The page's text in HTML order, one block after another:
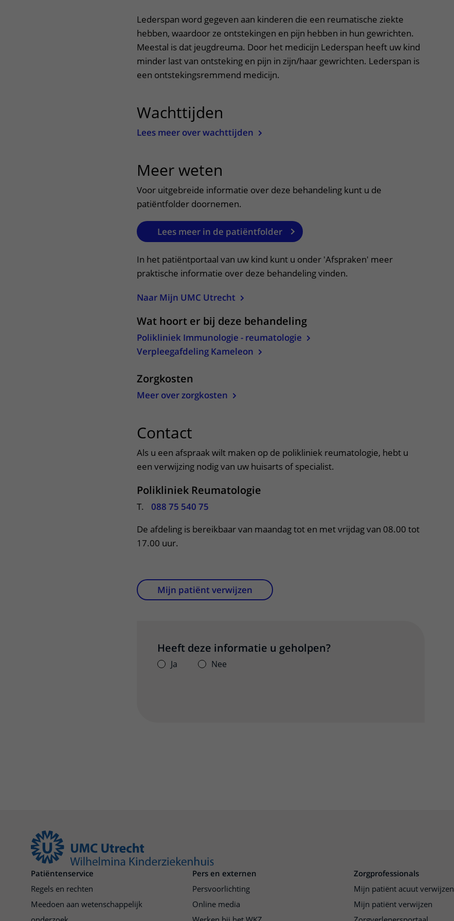
Onze verpleegafdelingen
Onze faciliteiten
Lederspan word gegeven aan kinderen die een reumatische ziekte
hebben, waardoor ze ontstekingen en pijn hebben in hun gewrichten.
Meestal is dat jeugdreuma. Door het medicijn Lederspan heeft uw kind
minder last van ontsteking en pijn in zijn/haar gewrichten. Lederspan is
een ontstekingsremmend medicijn.
Wachttijden
Lees meer over wachttijden
Meer weten
Voor uitgebreide informatie over deze behandeling kunt u de
patiëntfolder doornemen.
Lees meer in de patiëntfolder
In het patiëntportaal van uw kind kunt u onder 'Afspraken' meer
praktische informatie over deze behandeling vinden.
Naar Mijn UMC Utrecht
Wat hoort er bij deze behandeling
Polikliniek Immunologie - reumatologie
Verpleegafdeling Kameleon
Zorgkosten
Meer over zorgkosten
Contact
Als u een afspraak wilt maken op de polikliniek reumatologie, hebt u
een verwijzing nodig van uw huisarts of specialist.
Polikliniek Reumatologie
T.
088 75 540 75
De afdeling is bereikbaar van maandag tot en met vrijdag van 08.00 tot
17.00 uur.
Mijn patiënt verwijzen
Heeft deze informatie u geholpen?
Ja Nee
Patiëntenservice
Regels en rechten
Meedoen aan wetenschappelijk
Pers en externen
Persvoorlichting
Online media
Zorgprofessionals
Mijn patiënt acuut verwijzen
Mijn patiënt verwijzen